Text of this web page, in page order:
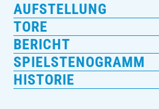
AUFSTELLUNG
TORE
BERICHT
SPIELSTENOGRAMM
HISTORIE